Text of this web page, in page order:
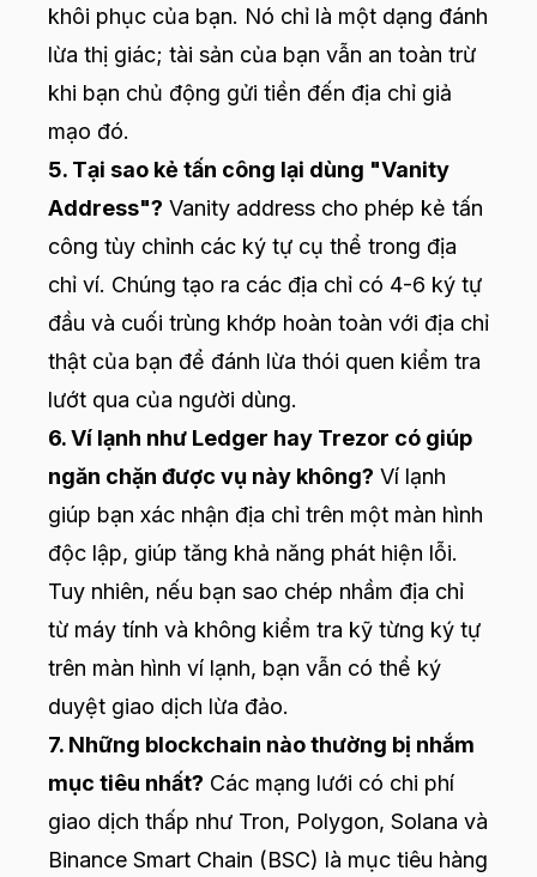
khôi phục của bạn. Nó chỉ là một dạng đánh
lừa thị giác; tài sản của bạn vẫn an toàn trừ
khi bạn chủ động gửi tiền đến địa chỉ giả
mạo đó.
5. Tại sao kẻ tấn công lại dùng "Vanity
Address"? Vanity address cho phép kẻ tấn
công tùy chỉnh các ký tự cụ thể trong địa
chỉ ví. Chúng tạo ra các địa chỉ có 4-6 ký tự
đầu và cuối trùng khớp hoàn toàn với địa chỉ
thật của bạn để đánh lừa thói quen kiểm tra
lướt qua của người dùng.
6. Ví lạnh như Ledger hay Trezor có giúp
ngăn chặn được vụ này không? Ví lạnh
giúp bạn xác nhận địa chỉ trên một màn hình
độc lập, giúp tăng khả năng phát hiện lỗi.
Tuy nhiên, nếu bạn sao chép nhầm địa chỉ
từ máy tính và không kiểm tra kỹ từng ký tự
trên màn hình ví lạnh, bạn vẫn có thể ký
duyệt giao dịch lừa đảo.
7. Những blockchain nào thường bị nhắm
mục tiêu nhất? Các mạng lưới có chi phí
giao dịch thấp như Tron, Polygon, Solana và
Binance Smart Chain (BSC) là mục tiêu hàng